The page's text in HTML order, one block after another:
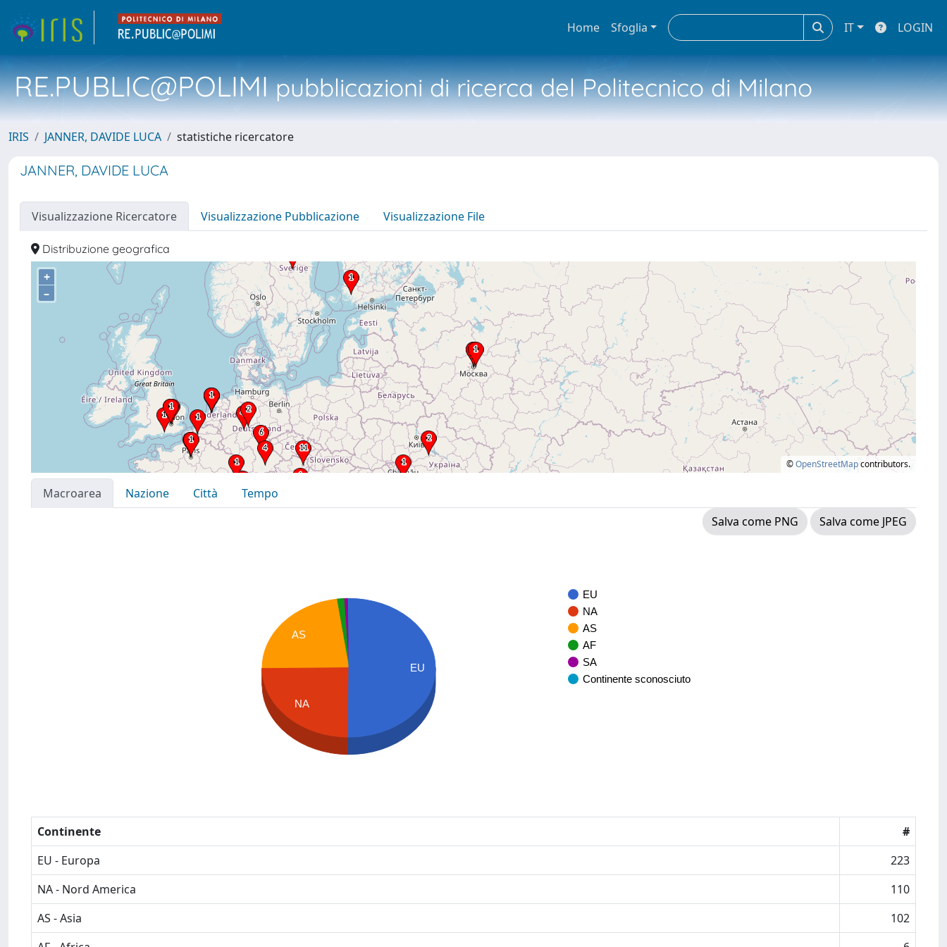
Home Sfoglia IT LOGIN
RE.PUBLIC@POLIMIpubblicazioni di ricerca del Politecnico di Milano
IRIS JANNER, DAVIDE LUCA statistiche ricercatore
JANNER, DAVIDE LUCA
Visualizzazione Ricercatore Visualizzazione Pubblicazione Visualizzazione File
Distribuzione geografica
+
–
©OpenStreetMapcontributors.
Macroarea Nazione Città
Tempo
Salva come PNG
Salva come JPEG
EU
NA
AS
AF
SA
Continente sconosciuto
AS
NA
EU
Continente
#
EU - Europa
223
NA - Nord America
110
AS - Asia
102